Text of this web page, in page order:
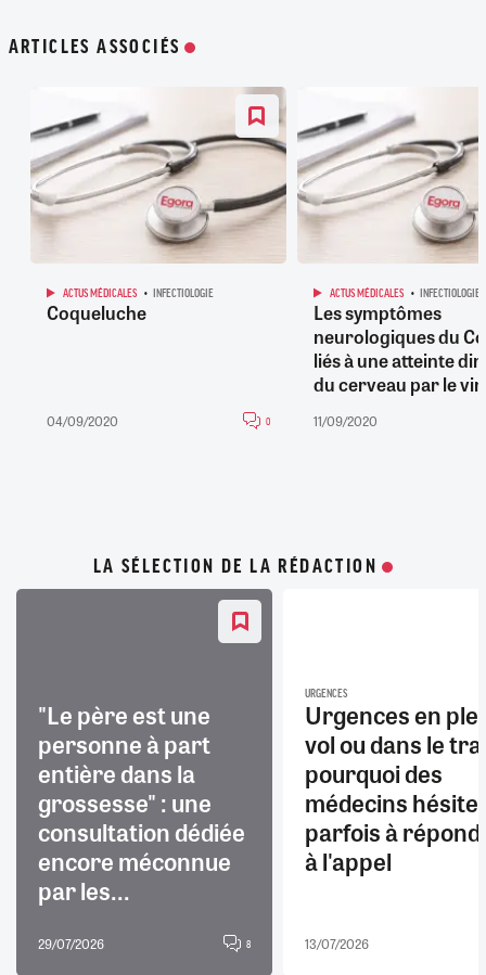
ARTICLES ASSOCIÉS
ACTUS MÉDICALES INFECTIOLOGIE
Coqueluche
04/09/2020 0
ACTUS MÉDICALES INFECTIOLOGIE
Les symptômes
neurologiques du
liés à une atteinte
du cerveau par le
11/09/2020
LA SÉLECTION DE LA RÉDACTION
"Le père est une
personne à part
entière dans la
grossesse" : une
consultation dédiée
encore méconnue
par les...
29/07/2026 8
URGENCES
Urgences en
vol ou dans le
pourquoi des
médecins
parfois à
à l'appel
13/07/2026